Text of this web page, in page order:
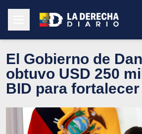
El Gobierno de
obtuvo USD 250
BID para